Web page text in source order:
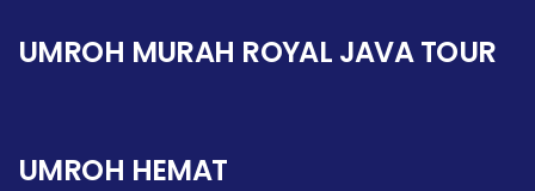
UMROH MURAH ROYAL JAVA TOUR
UMROH HEMAT